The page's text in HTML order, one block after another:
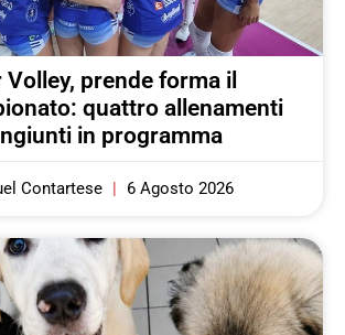
Volley, prende forma il
quattro allenamenti
in programma
Contartese 6 Agosto 2026